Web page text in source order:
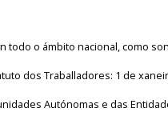
o ámbito nacional, como
dos Traballadores: 1 de
Autónomas e das